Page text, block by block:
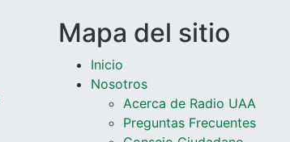
Mapa del sitio
Inicio
Nosotros
Acerca de Radio UAA
Preguntas Frecuentes